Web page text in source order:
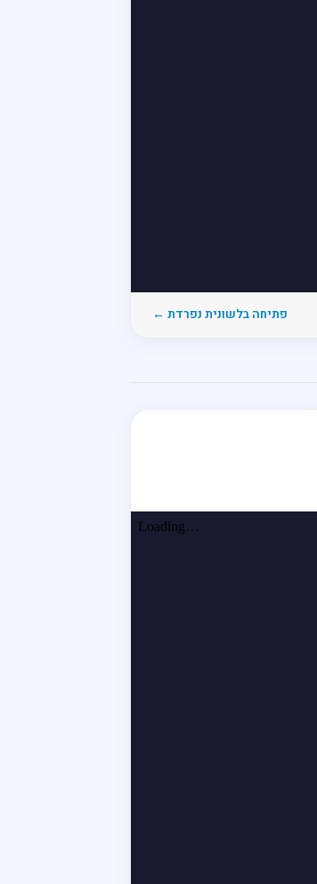
פתיחה בלשונית נפרדת ←